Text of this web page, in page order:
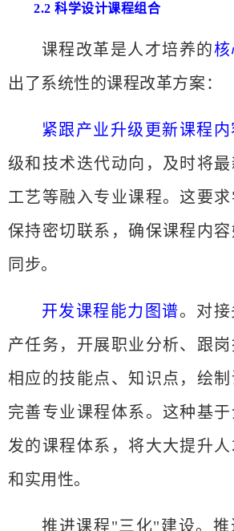
2.2 科学设计课程组合
课程改革是人才培养的核
出了系统性的课程改革方案：
紧跟产业升级更新课程内
级和技术迭代动向，及时将
工艺等融入专业课程。这要
保持密切联系，确保课程内
同步。
开发课程能力图谱。对
产任务，开展职业分析、跟
相应的技能点、知识点，绘制
完善专业课程体系。这种基
发的课程体系，将大大提升
和实用性。
推进课程"三化"建设。推